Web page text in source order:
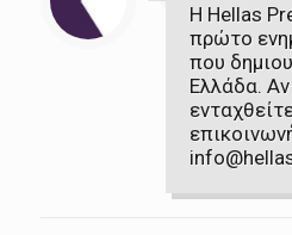
Η Hellas
πρώτο
που
Ελλάδα.